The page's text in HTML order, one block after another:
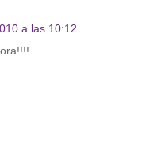
a las 10:12